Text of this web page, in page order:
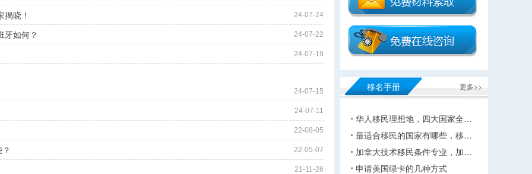
24-07-24
晓！
24-07-22
牙如何？
24-07-19
24-07-15
24-07-11
22-08-05
22-05-07
21-11-26
更多>>
移名手册
华人移民理想地，四大国家全…
最适合移民的国家有哪些，移…
加拿大技术移民条件专业，加…
申请美国绿卡的几种方式